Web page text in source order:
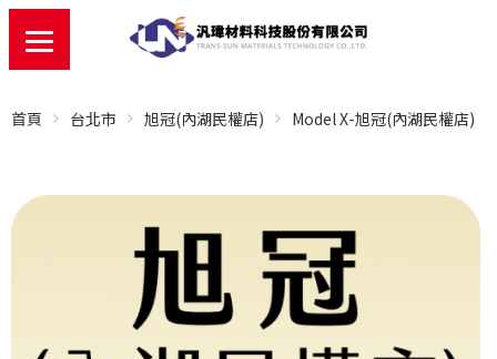
首頁 台北市 旭冠(內湖民權店) Model X-旭冠(內湖民權店)